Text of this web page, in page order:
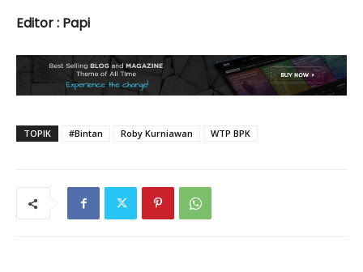
Editor : Papi
TOPIK #Bintan Roby Kurniawan WTP BPK